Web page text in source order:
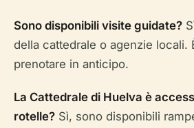
Sono disponibili visite guidate?
della cattedrale o agenzie locali.
prenotare in anticipo.
La Cattedrale di Huelva è
rotelle? Sì, sono disponibili